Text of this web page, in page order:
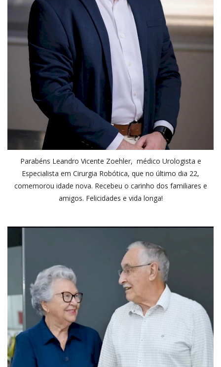
Parabéns Leandro Vicente Zoehler, médico Urologista e
Especialista em Cirurgia Robótica, que no último dia 22,
comemorou idade nova. Recebeu o carinho dos familiares e
amigos. Felicidades e vida longa!